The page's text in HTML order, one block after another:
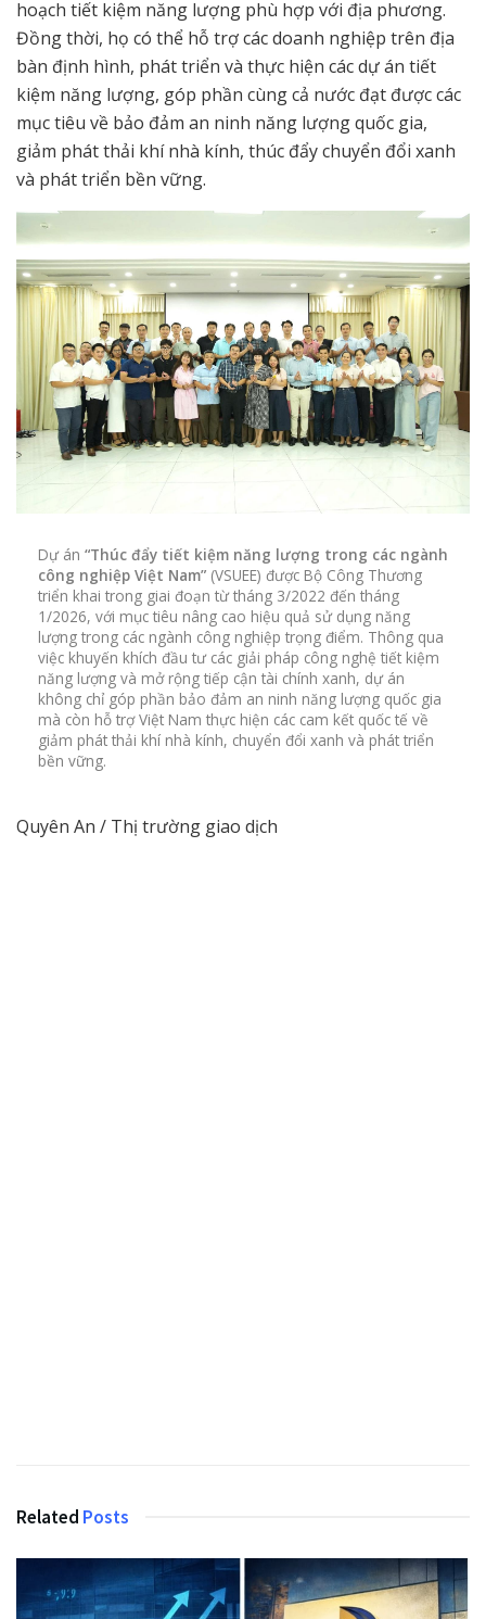
hoạch tiết kiệm năng lượng phù hợp với địa phương.
Đồng thời, họ có thể hỗ trợ các doanh nghiệp trên địa
bàn định hình, phát triển và thực hiện các dự án tiết
kiệm năng lượng, góp phần cùng cả nước đạt được các
mục tiêu về bảo đảm an ninh năng lượng quốc gia,
giảm phát thải khí nhà kính, thúc đẩy chuyển đổi xanh
và phát triển bền vững.
Dự án “Thúc đẩy tiết kiệm năng lượng trong các ngành
công nghiệp Việt Nam” (VSUEE) được Bộ Công Thương
triển khai trong giai đoạn từ tháng 3/2022 đến tháng
1/2026, với mục tiêu nâng cao hiệu quả sử dụng năng
lượng trong các ngành công nghiệp trọng điểm. Thông qua
việc khuyến khích đầu tư các giải pháp công nghệ tiết kiệm
năng lượng và mở rộng tiếp cận tài chính xanh, dự án
không chỉ góp phần bảo đảm an ninh năng lượng quốc gia
mà còn hỗ trợ Việt Nam thực hiện các cam kết quốc tế về
giảm phát thải khí nhà kính, chuyển đổi xanh và phát triển
bền vững.
Quyên An / Thị trường giao dịch
Related Posts